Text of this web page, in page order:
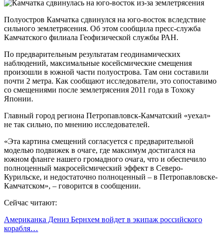
Полуостров Камчатка сдвинулся на юго-восток вследствие
сильного землетрясения. Об этом сообщила пресс-служба
Камчатского филиала Геофизической службы РАН.
По предварительным результатам геодинамических
наблюдений, максимальные косейсмические смещения
произошли в южной части полуострова. Там они составили
почти 2 метра. Как сообщают исследователи, это сопоставимо
со смещениями после землетрясения 2011 года в Тохоку
Японии.
Главный город региона Петропавловск-Камчатский «уехал»
не так сильно, по мнению исследователей.
«Эта картина смещений согласуется с предварительной
моделью подвижек в очаге, где максимум достигался на
южном фланге нашего громадного очага, что и обеспечило
полноценный макросейсмический эффект в Северо-
Курильске, и недостаточно полноценный – в Петропавловске-
Камчатском», – говорится в сообщении.
Сейчас читают:
Американка Дениз Бернхем войдет в экипаж российского
корабля…